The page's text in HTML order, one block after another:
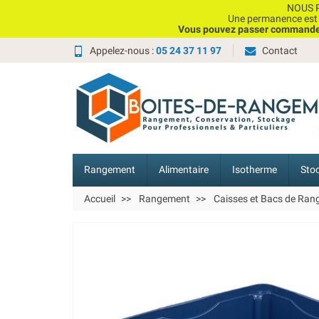
NOUS
Une permanence
Vous pouvez passer
Appelez-nous :05 24 37 11 97 Contact
Rangement Alimentaire Isotherme
Accueil Rangement Caisses et Bacs de